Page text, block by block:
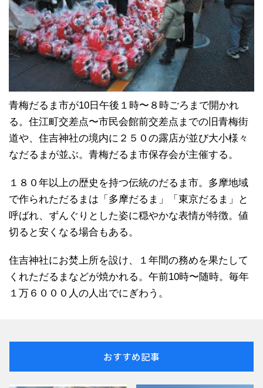
青梅だるま市が10日午後１時〜８時ごろまで開かれ
る。住江町交差点〜市民会館前交差点までの旧青梅街
道や、住吉神社の境内に２５０の露店が並び大小様々
なだるまが並ぶ。青梅だるま市保存会が主催する。
１８０年以上の歴史を持つ伝統のだるま市。多摩地域
で作られただるまは「多摩だるま」「東京だるま」と
呼ばれ、ずんぐりとした姿に穏やかな表情が特徴。値
切ると安くなる場合もある。
住吉神社にお焚上所を設け、１年間の務めを果たして
くれただるまなどが焼かれる。午前10時〜随時。毎年
１万６０００人の人出でにぎわう。
おすすめ記事